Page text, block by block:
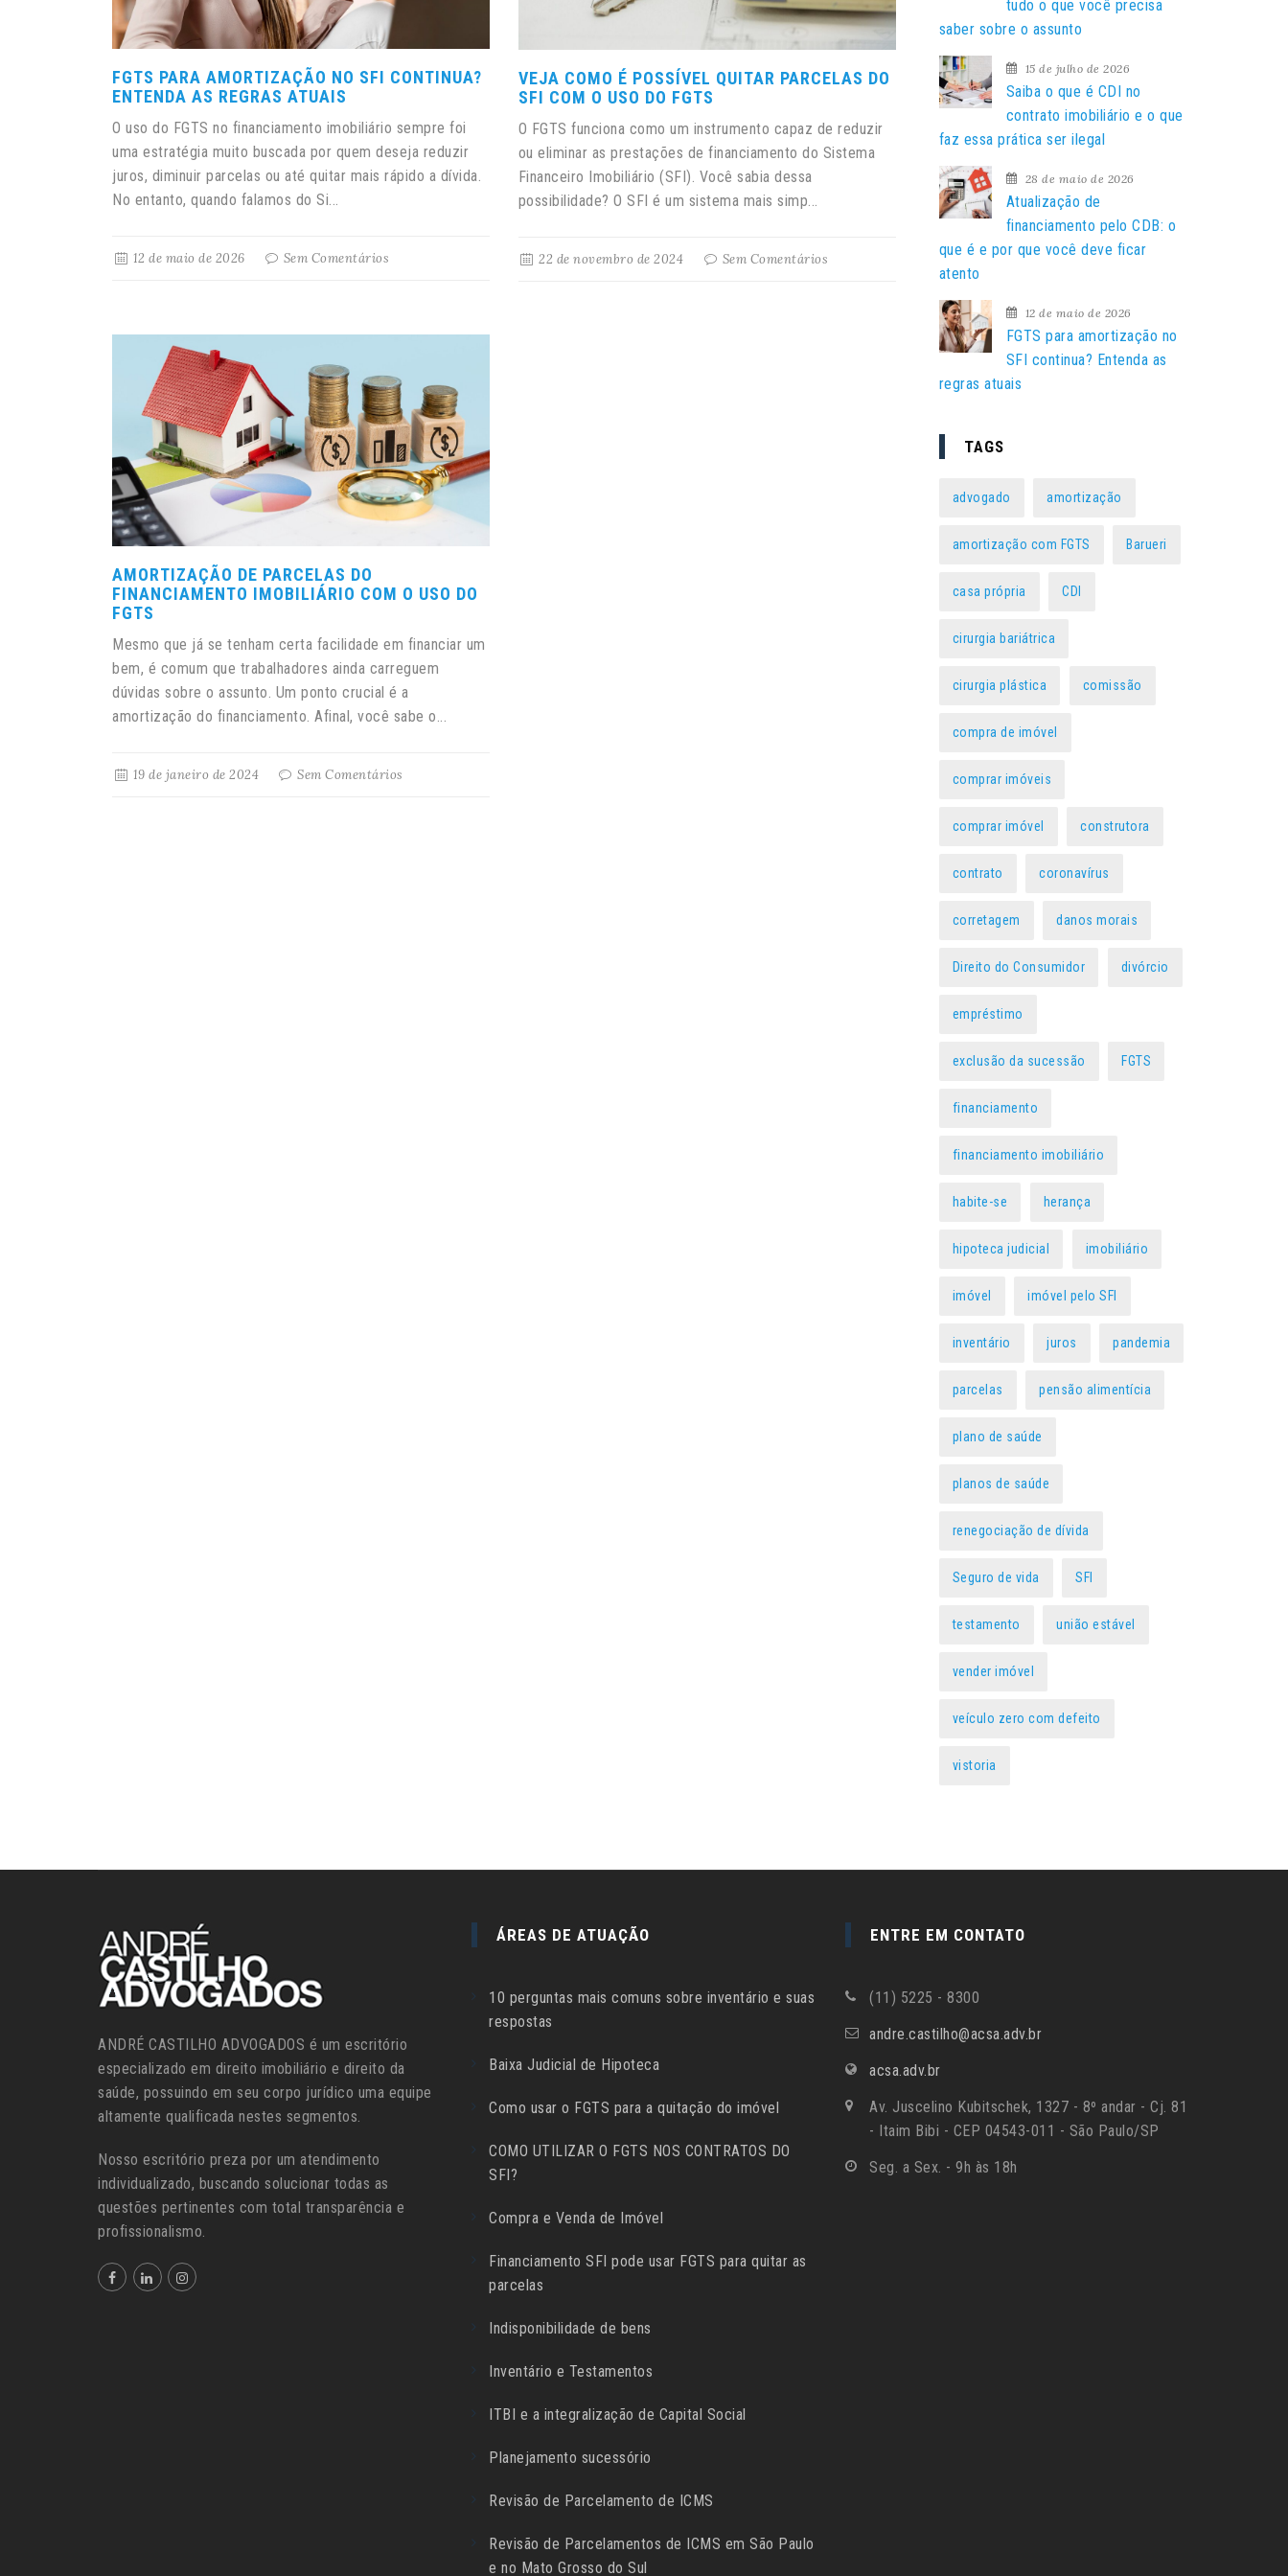
FGTS PARA AMORTIZAÇÃO NO SFI CONTINUA?
ENTENDA AS REGRAS ATUAIS
O uso do FGTS no financiamento imobiliário sempre foi
uma estratégia muito buscada por quem deseja reduzir
juros, diminuir parcelas ou até quitar mais rápido a dívida.
No entanto, quando falamos do Si...
12 de maio de 2026 Sem Comentários
VEJA COMO É POSSÍVEL QUITAR PARCELAS DO
SFI COM O USO DO FGTS
O FGTS funciona como um instrumento capaz de reduzir
ou eliminar as prestações de financiamento do Sistema
Financeiro Imobiliário (SFI). Você sabia dessa
possibilidade? O SFI é um sistema mais simp...
22 de novembro de 2024 Sem Comentários
AMORTIZAÇÃO DE PARCELAS DO
FINANCIAMENTO IMOBILIÁRIO COM O USO DO
FGTS
Mesmo que já se tenham certa facilidade em financiar um
bem, é comum que trabalhadores ainda carreguem
dúvidas sobre o assunto. Um ponto crucial é a
amortização do financiamento. Afinal, você sabe o...
19 de janeiro de 2024 Sem Comentários
r
o
r
tudo o que você precisa
saber sobre o assunto
15 de julho de 2026
Saiba o que é CDI no
contrato imobiliário e o que
faz essa prática ser ilegal
28 de maio de 2026
Atualização de
financiamento pelo CDB: o
que é e por que você deve ficar
atento
12 de maio de 2026
FGTS para amortização no
SFI continua? Entenda as
regras atuais
TAGS
advogado amortização
amortização com FGTS Barueri
casa própria CDI
cirurgia bariátrica
cirurgia plástica comissão
compra de imóvel
comprar imóveis
comprar imóvel construtora
contrato coronavírus
corretagem danos morais
Direito do Consumidor divórcio
empréstimo
exclusão da sucessão FGTS
financiamento
financiamento imobiliário
habite-se herança
hipoteca judicial imobiliário
imóvel imóvel pelo SFI
inventário juros pandemia
parcelas pensão alimentícia
plano de saúde
planos de saúde
renegociação de dívida
Seguro de vida SFI
testamento união estável
vender imóvel
veículo zero com defeito
vistoria
ANDRÉ CASTILHO ADVOGADOS é um escritório
especializado em direito imobiliário e direito da
saúde, possuindo em seu corpo jurídico uma equipe
altamente qualificada nestes segmentos.
Nosso escritório preza por um atendimento
individualizado, buscando solucionar todas as
questões pertinentes com total transparência e
profissionalismo.
ÁREAS DE ATUAÇÃO
10 perguntas mais comuns sobre inventário e suas
respostas
Baixa Judicial de Hipoteca
Como usar o FGTS para a quitação do imóvel
COMO UTILIZAR O FGTS NOS CONTRATOS DO
SFI?
Compra e Venda de Imóvel
Financiamento SFI pode usar FGTS para quitar as
parcelas
Indisponibilidade de bens
Inventário e Testamentos
ITBI e a integralização de Capital Social
Planejamento sucessório
Revisão de Parcelamento de ICMS
Revisão de Parcelamentos de ICMS em São Paulo
e no Mato Grosso do Sul
ENTRE EM CONTATO
(11) 5225 - 8300
andre.castilho@acsa.adv.br
acsa.adv.br
Av. Juscelino Kubitschek, 1327 - 8º andar - Cj. 81
- Itaim Bibi - CEP 04543-011 - São Paulo/SP
Seg. a Sex. - 9h às 18h